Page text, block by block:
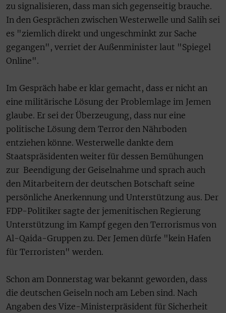
zu signalisieren, dass man sich gegenseitig brauche.
In den Gesprächen zwischen Westerwelle und Salih sei
es "ziemlich direkt und ungeschminkt zur Sache
gegangen", verriet der Außenminister laut "Spiegel
Online".
Im Gespräch habe er klar gemacht, dass er nicht an
eine militärische Lösung der Problemlage im Jemen
glaube. Er sei der Überzeugung, dass nur eine
politische Lösung dem Terror den Nährboden
entziehen könne. Westerwelle dankte dem
Staatspräsidenten weiter für dessen Bemühungen
zur Beendigung der Geiselnahme und sprach auch
den Mitarbeitern der deutschen Botschaft seine
persönliche Anerkennung und Unterstützung aus. Der
FDP-Politiker sagte der jemenitischen Regierung
Unterstützung im Kampf gegen den Terrorismus von
Al-Qaida-Gruppen zu. Der Jemen dürfe "kein Hafen
für Terroristen" werden.
Schon am Donnerstag war bekannt geworden, dass
die deutschen Geiseln noch am Leben sind. Nach
Angaben des Vize-Ministerpräsident für Sicherheit